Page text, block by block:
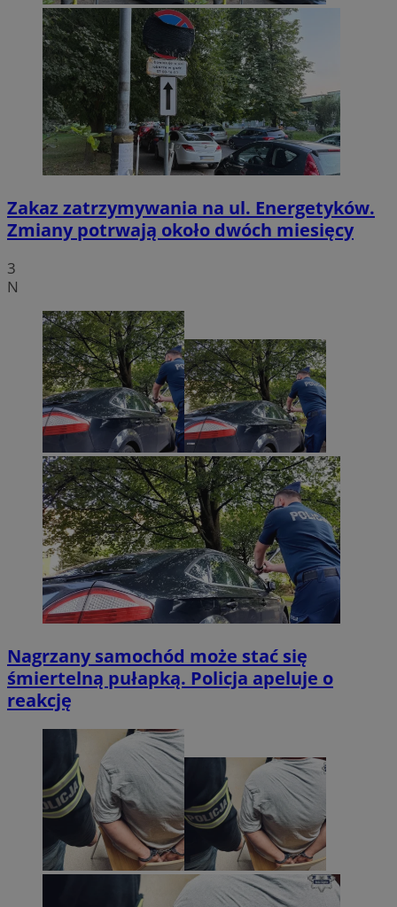
Zakaz zatrzymywania na ul. Energetyków.
Zmiany potrwają około dwóch miesięcy
3
N
Nagrzany samochód może stać się
śmiertelną pułapką. Policja apeluje o
reakcję